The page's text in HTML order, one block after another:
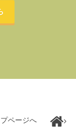
プページへ